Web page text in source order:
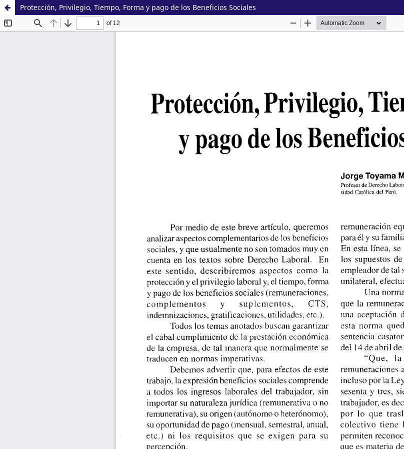
Protección, Privilegio, Tiempo, Forma y pago de los Beneficios Sociales